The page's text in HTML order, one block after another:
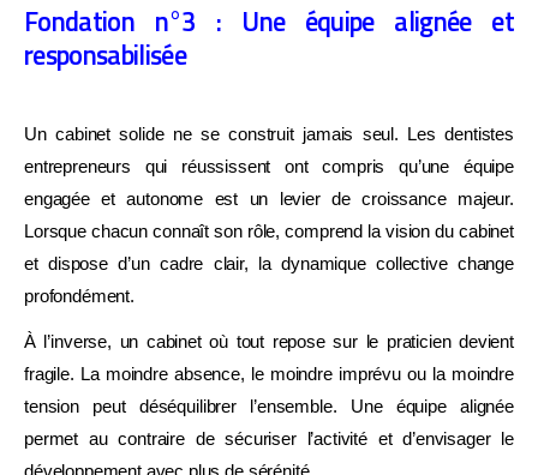
Fondation n°3 : Une équipe alignée et
responsabilisée
Un cabinet solide ne se construit jamais seul. Les dentistes
entrepreneurs qui réussissent ont compris qu’une équipe
engagée et autonome est un levier de croissance majeur.
Lorsque chacun connaît son rôle, comprend la vision du cabinet
et dispose d’un cadre clair, la dynamique collective change
profondément.
À l’inverse, un cabinet où tout repose sur le praticien devient
fragile. La moindre absence, le moindre imprévu ou la moindre
tension peut déséquilibrer l’ensemble. Une équipe alignée
permet au contraire de sécuriser l’activité et d’envisager le